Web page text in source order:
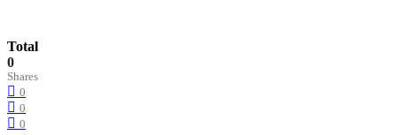
Total
0
Shares
0
0
0